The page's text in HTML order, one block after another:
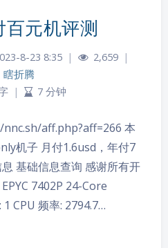
元机评测
8-23 8:35 | 2,659
|
瞎折腾
| 7 分钟
aff.php?aff=266 本
机子 月付1.6usd，年付7
基础信息查询 感谢所有开
7402P 24-Core
CPU 频率: 2794.7…